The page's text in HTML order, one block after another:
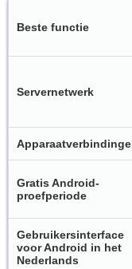
Beste functie
Servernetwerk
Gratis Android-
proefperiode
Gebruikersinterface
voor Android in het
Nederlands